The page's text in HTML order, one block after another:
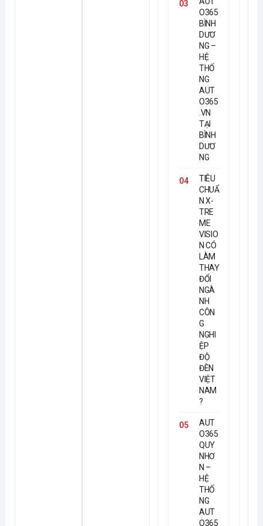
03
O365
BÌNH
DƯƠ
NG –
HỆ
THỐ
NG
AUT
O365
.VN
TẠI
BÌNH
DƯƠ
NG
04
TIÊU
CHUẨ
N X-
TRE
ME
VISIO
N CÓ
LÀM
THAY
ĐỔI
NGÀ
NH
CÔN
G
NGHI
ỆP
ĐỘ
ĐÈN
VIỆT
NAM
?
05
AUT
O365
QUY
NHƠ
N –
HỆ
THỐ
NG
AUT
O365